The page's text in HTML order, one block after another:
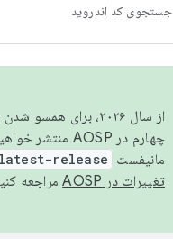
جستجوی کد اندروید
از سال ۲۰۲۶، برای
چهارم در AOSP منتشر خواهیم کرد. برای ساخت و مشارکت در AOSP،
مانیفست release
تغییرات در AOSP
مراجعه